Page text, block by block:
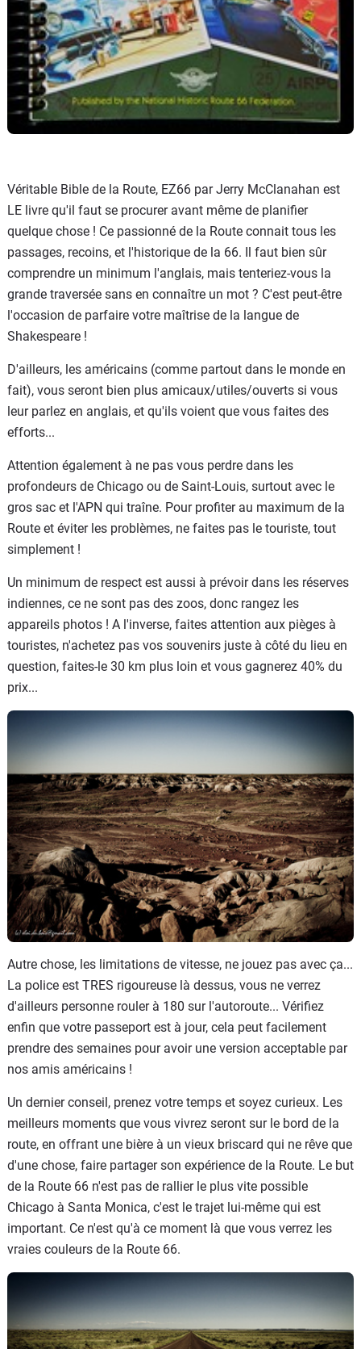
Véritable Bible de la Route, EZ66 par Jerry McClanahan est
LE livre qu'il faut se procurer avant même de planifier
quelque chose ! Ce passionné de la Route connait tous les
passages, recoins, et l'historique de la 66. Il faut bien sûr
comprendre un minimum l'anglais, mais tenteriez-vous la
grande traversée sans en connaître un mot ? C'est peut-être
l'occasion de parfaire votre maîtrise de la langue de
Shakespeare !
D'ailleurs, les américains (comme partout dans le monde en
fait), vous seront bien plus amicaux/utiles/ouverts si vous
leur parlez en anglais, et qu'ils voient que vous faites des
efforts...
Attention également à ne pas vous perdre dans les
profondeurs de Chicago ou de Saint-Louis, surtout avec le
gros sac et l'APN qui traîne. Pour profiter au maximum de la
Route et éviter les problèmes, ne faites pas le touriste, tout
simplement !
Un minimum de respect est aussi à prévoir dans les réserves
indiennes, ce ne sont pas des zoos, donc rangez les
appareils photos ! A l'inverse, faites attention aux pièges à
touristes, n'achetez pas vos souvenirs juste à côté du lieu en
question, faites-le 30 km plus loin et vous gagnerez 40% du
prix...
Autre chose, les limitations de vitesse, ne jouez pas avec ça...
La police est TRES rigoureuse là dessus, vous ne verrez
d'ailleurs personne rouler à 180 sur l'autoroute... Vérifiez
enfin que votre passeport est à jour, cela peut facilement
prendre des semaines pour avoir une version acceptable par
nos amis américains !
Un dernier conseil, prenez votre temps et soyez curieux. Les
meilleurs moments que vous vivrez seront sur le bord de la
route, en offrant une bière à un vieux briscard qui ne rêve que
d'une chose, faire partager son expérience de la Route. Le but
de la Route 66 n'est pas de rallier le plus vite possible
Chicago à Santa Monica, c'est le trajet lui-même qui est
important. Ce n'est qu'à ce moment là que vous verrez les
vraies couleurs de la Route 66.